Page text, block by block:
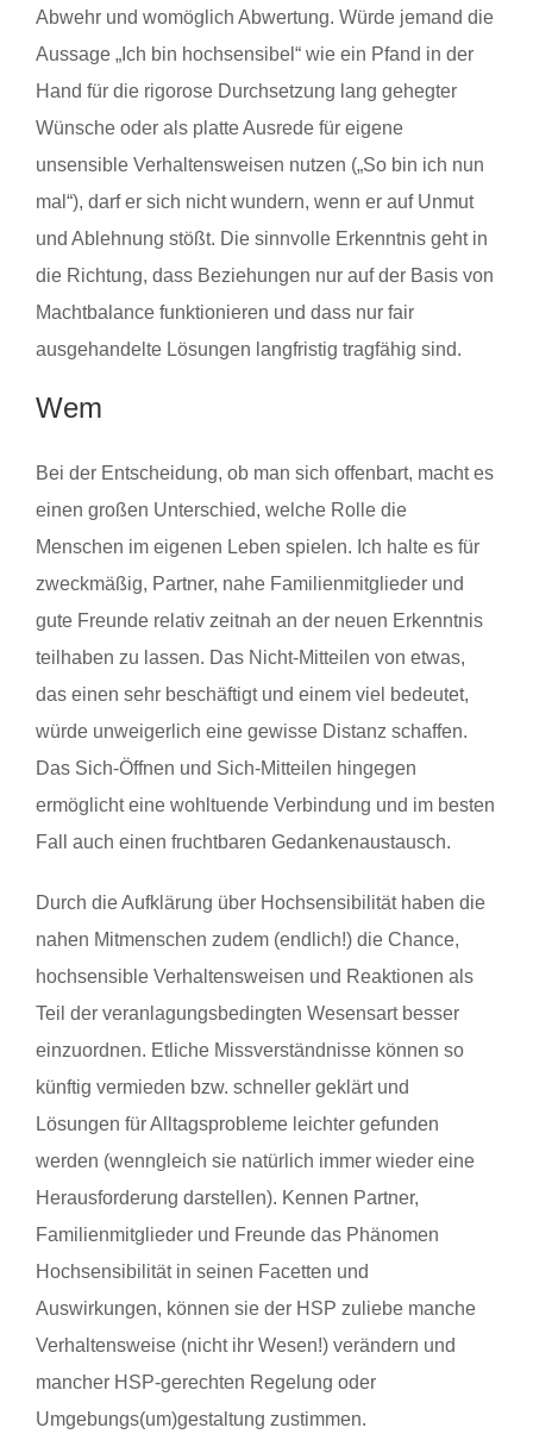
Abwehr und womöglich Abwertung. Würde jemand die
Aussage „Ich bin hochsensibel“ wie ein Pfand in der
Hand für die rigorose Durchsetzung lang gehegter
Wünsche oder als platte Ausrede für eigene
unsensible Verhaltensweisen nutzen („So bin ich nun
mal“), darf er sich nicht wundern, wenn er auf Unmut
und Ablehnung stößt. Die sinnvolle Erkenntnis geht in
die Richtung, dass Beziehungen nur auf der Basis von
Machtbalance funktionieren und dass nur fair
ausgehandelte Lösungen langfristig tragfähig sind.
Wem
Bei der Entscheidung, ob man sich offenbart, macht es
einen großen Unterschied, welche Rolle die
Menschen im eigenen Leben spielen. Ich halte es für
zweckmäßig, Partner, nahe Familienmitglieder und
gute Freunde relativ zeitnah an der neuen Erkenntnis
teilhaben zu lassen. Das Nicht-Mitteilen von etwas,
das einen sehr beschäftigt und einem viel bedeutet,
würde unweigerlich eine gewisse Distanz schaffen.
Das Sich-Öffnen und Sich-Mitteilen hingegen
ermöglicht eine wohltuende Verbindung und im besten
Fall auch einen fruchtbaren Gedankenaustausch.
Durch die Aufklärung über Hochsensibilität haben die
nahen Mitmenschen zudem (endlich!) die Chance,
hochsensible Verhaltensweisen und Reaktionen als
Teil der veranlagungsbedingten Wesensart besser
einzuordnen. Etliche Missverständnisse können so
künftig vermieden bzw. schneller geklärt und
Lösungen für Alltagsprobleme leichter gefunden
werden (wenngleich sie natürlich immer wieder eine
Herausforderung darstellen). Kennen Partner,
Familienmitglieder und Freunde das Phänomen
Hochsensibilität in seinen Facetten und
Auswirkungen, können sie der HSP zuliebe manche
Verhaltensweise (nicht ihr Wesen!) verändern und
mancher HSP-gerechten Regelung oder
Umgebungs(um)gestaltung zustimmen.